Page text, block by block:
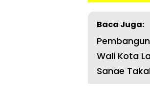
Baca Juga:
Wali Kota
Sanae